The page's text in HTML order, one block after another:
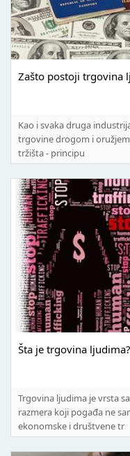
Zašto postoji trgovina
Kao i svaka druga
trgovine drogom i
tržišta - principu
Šta je trgovina ljudima?
Trgovina ljudima je vrsta
razmera koji pogađa ne
ekonomske i društvene tr